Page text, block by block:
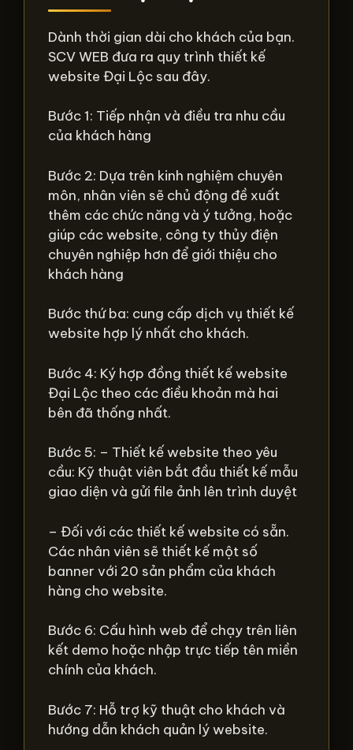
Dành thời gian dài cho khách của bạn.
SCV WEB đưa ra quy trình thiết kế
website Đại Lộc sau đây.
Bước 1: Tiếp nhận và điều tra nhu cầu
của khách hàng
Bước 2: Dựa trên kinh nghiệm chuyên
môn, nhân viên sẽ chủ động đề xuất
thêm các chức năng và ý tưởng, hoặc
giúp các website, công ty thủy điện
chuyên nghiệp hơn để giới thiệu cho
khách hàng
Bước thứ ba: cung cấp dịch vụ thiết kế
website hợp lý nhất cho khách.
Bước 4: Ký hợp đồng thiết kế website
Đại Lộc theo các điều khoản mà hai
bên đã thống nhất.
Bước 5: – Thiết kế website theo yêu
cầu: Kỹ thuật viên bắt đầu thiết kế mẫu
giao diện và gửi file ảnh lên trình duyệt
– Đối với các thiết kế website có sẵn.
Các nhân viên sẽ thiết kế một số
banner với 20 sản phẩm của khách
hàng cho website.
Bước 6: Cấu hình web để chạy trên liên
kết demo hoặc nhập trực tiếp tên miền
chính của khách.
Bước 7: Hỗ trợ kỹ thuật cho khách và
hướng dẫn khách quản lý website.